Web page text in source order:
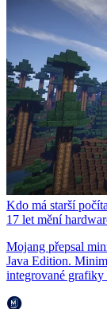
Kdo má starší
17 let mění
Mojang přepsal
Java Edition.
integrované